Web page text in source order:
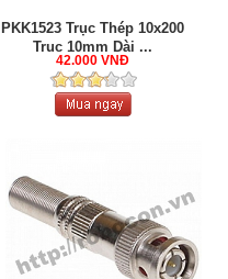
PKK1523 Trục Thép 10x200
Trục 10mm Dài ...
42.000 VNĐ